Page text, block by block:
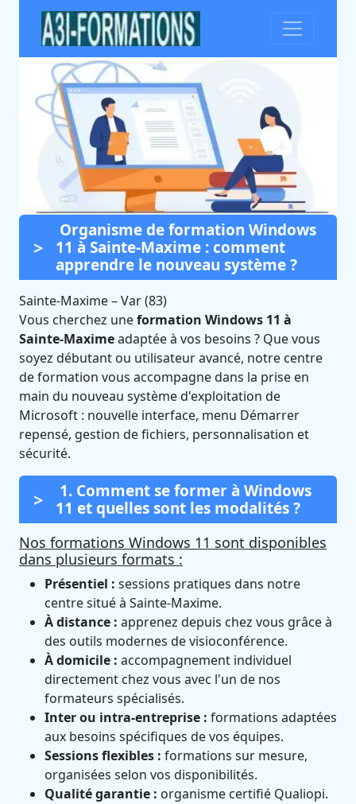
Formation Windows 11 à
Sainte-Maxime (Var)
Certifié Qualiopi et éligible CPF
Organisme de formation Windows
11 à Sainte-Maxime : comment
apprendre le nouveau système ?
Sainte-Maxime–Var (83)
Vous cherchez uneformation Windows 11 à
Sainte-Maximeadaptée à vos besoins ? Que vous
soyez débutant ou utilisateur avancé, notre centre
de formation vous accompagne dans la prise en
main du nouveau système d'exploitation de
Microsoft : nouvelle interface, menu Démarrer
repensé, gestion de fichiers, personnalisation et
sécurité.
1. Comment se former à Windows
11 et quelles sont les modalités ?
Nos formations Windows 11 sont disponibles
dans plusieurs formats :
Présentiel : sessions pratiques dans notre
centre situé à Sainte-Maxime.
À distance : apprenez depuis chez vous grâce à
des outils modernes de visioconférence.
À domicile : accompagnement individuel
directement chez vous avec l'un de nos
formateurs spécialisés.
Inter ou intra-entreprise : formations adaptées
aux besoins spécifiques de vos équipes.
Sessions flexibles : formations sur mesure,
organisées selon vos disponibilités.
Qualité garantie : organisme certifié Qualiopi.